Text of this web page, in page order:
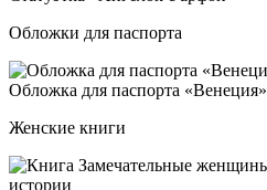
Обложки для паспорта
Облож­ка для пас­пор­та «Вене­ция»
Женские книги